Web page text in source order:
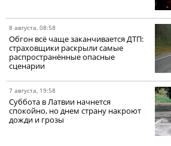
8 августа, 08:58
Обгон всё чаще заканчивается ДТП:
страховщики раскрыли самые
распространённые опасные
сценарии
7 августа, 19:58
Суббота в Латвии начнется
спокойно, но днем страну накроют
дожди и грозы